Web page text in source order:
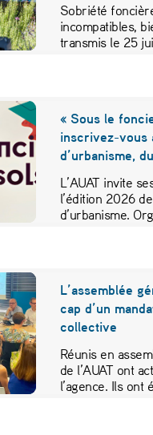
Sobriété
incompatibles,
transmis le 25
« Sous le
inscrivez-vous
d’urbanisme,
L’AUAT invite
l’édition 2026
d’urbanisme.
L’assemblée
cap d’un
collective
Réunis en
de l’AUAT ont
l’agence. Ils ont